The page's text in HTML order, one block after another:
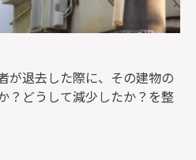
が退去した際に、その建物の
？どうして減少したか？を整